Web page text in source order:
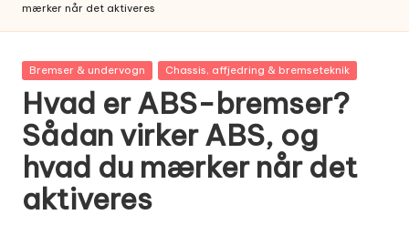
mærker når det aktiveres
Posted
Bremser & undervogn Chassis, affjedring & bremseteknik
Hvad er ABS-bremser?
Sådan virker ABS, og
hvad du mærker når det
aktiveres